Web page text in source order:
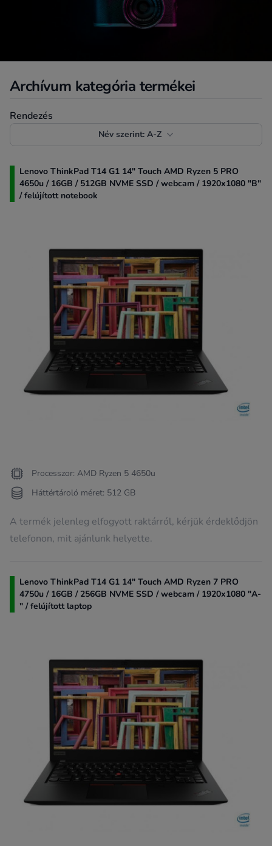
Archívum kategória termékei
Termékek rendezése
Rendezés
Név szerint: A-Z
Lenovo ThinkPad T14 G1 14" Touch AMD Ryzen 5 PRO
4650u / 16GB / 512GB NVME SSD / webcam / 1920x1080 "B"
/ felújított notebook
Processzor: AMD Ryzen 5 4650u
Háttértároló méret: 512 GB
A termék jelenleg elfogyott raktárról, kérjük érdeklődjön
telefonon, mit ajánlunk helyette.
Lenovo ThinkPad T14 G1 14" Touch AMD Ryzen 7 PRO
4750u / 16GB / 256GB NVME SSD / webcam / 1920x1080 "A-
" / felújított laptop